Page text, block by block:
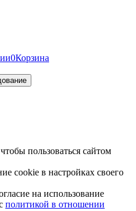
0Корзина
пользоваться сайтом
cookie в настройках своего
на использование
политикой в отношении